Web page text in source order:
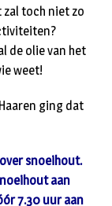
zal toch niet zo
de olie van het
weet!
ging dat
snoeihout.
aan
7.30 uur aan